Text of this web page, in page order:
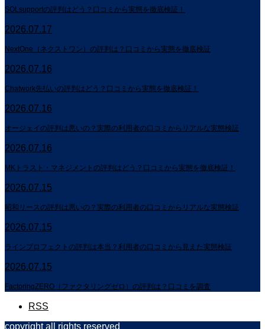
SOLsupportの評判はどう？口コミから実態を徹底検証！
2026.07.17
NextOne（ネクストワン）の評判は？口コミから実態を徹底検証
2026.07.16
Chatwork先払いの評判はどう？口コミから実態を徹底検証！
2026.07.16
オージェイの評判は悪いの？実際の利用者の口コミからリアルな実態検証
2026.07.16
MKトラスト・マネジメントの評判はどう？口コミから実態を徹底検証！
2026.07.15
昭和リースの評判は悪いの？実際の利用者の口コミからリアルな実態検証
2026.07.15
ラインプロフェクトの評判は本当？利用者の口コミから見えた実態検証
2026.07.15
FactoringZERO（ファクタリングゼロ）の評判は？口コミを調査
RSS
copyright all rights reserved